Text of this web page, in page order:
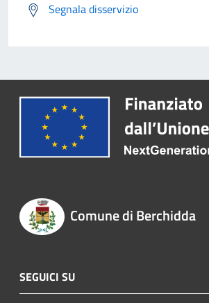
Segnala disservizio
Comune di Berchidda
SEGUICI SU